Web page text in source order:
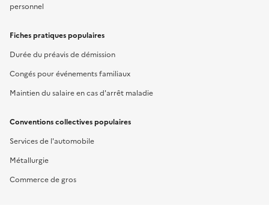
personnel
Fiches pratiques populaires
Durée du préavis de démission
Congés pour événements familiaux
Maintien du salaire en cas d'arrêt maladie
Conventions collectives populaires
Services de l'automobile
Métallurgie
Commerce de gros